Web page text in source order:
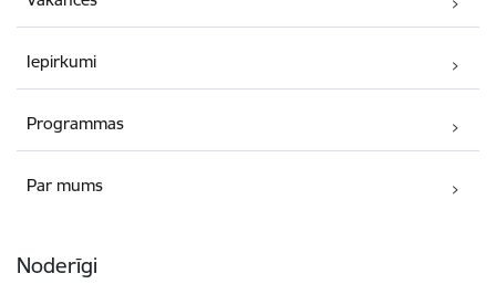
Iepirkumi
Programmas
Par mums
Noderīgi